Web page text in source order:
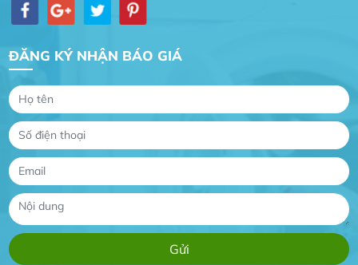
ĐĂNG KÝ NHẬN BÁO GIÁ
Gia Đình chúng tôi rất hài lòng dịch vụ tại
Dự án nhà phố đẹp lên nhờ đội thợ điện từ dịch
Dịch vụ MoTor